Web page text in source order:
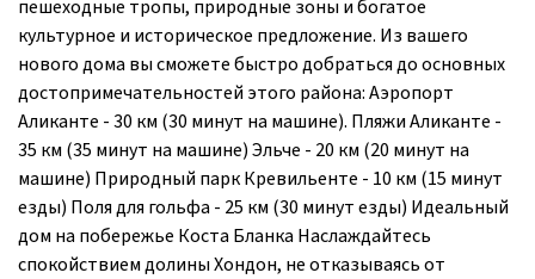
пешеходные тропы, природные зоны и богатое
культурное и историческое предложение. Из вашего
нового дома вы сможете быстро добраться до основных
достопримечательностей этого района: Аэропорт
Аликанте - 30 км (30 минут на машине). Пляжи Аликанте -
35 км (35 минут на машине) Эльче - 20 км (20 минут на
машине) Природный парк Кревильенте - 10 км (15 минут
езды) Поля для гольфа - 25 км (30 минут езды) Идеальный
дом на побережье Коста Бланка Наслаждайтесь
спокойствием долины Хондон, не отказываясь от